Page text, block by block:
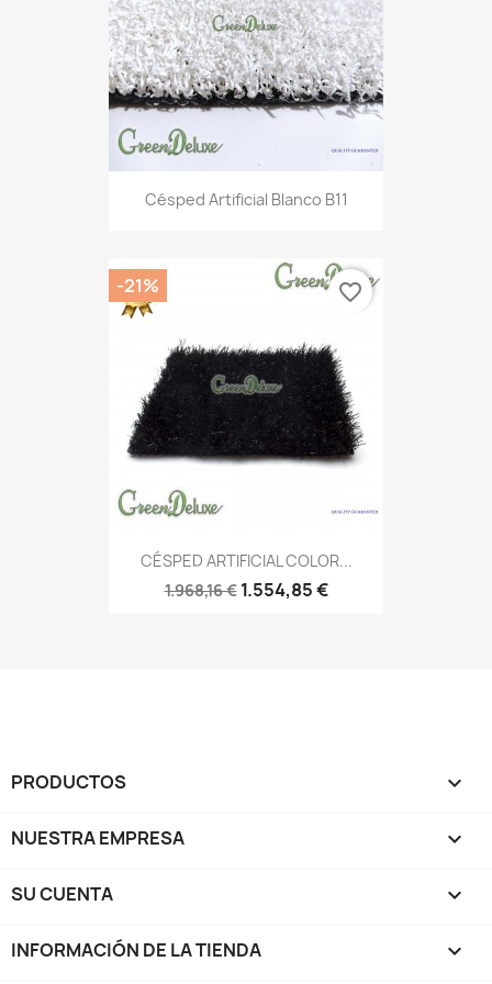
Césped Artificial Blanco B11
CÉSPED ARTIFICIAL COLOR...
1.968,16 € 1.554,85 €
-21% favorite_border
PRODUCTOS 
NUESTRA EMPRESA 
SU CUENTA 
INFORMACIÓN DE LA TIENDA keyboard_arrow_down